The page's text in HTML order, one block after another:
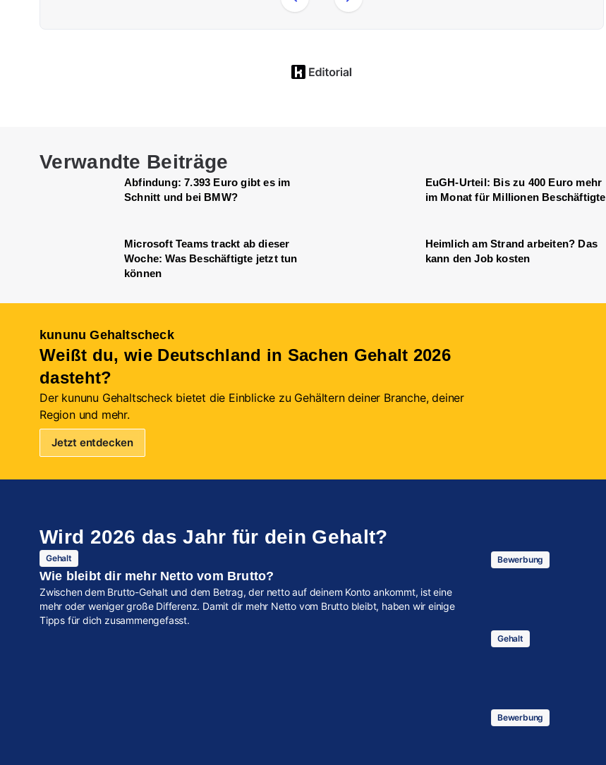
Verwandte Beiträge
Abfindung: 7.393 Euro gibt es im
Schnitt und bei BMW?
EuGH-Urteil: Bis zu 400 Euro mehr
im Monat für Millionen Beschäftigte
Microsoft Teams trackt ab dieser
Woche: Was Beschäftigte jetzt tun
können
Heimlich am Strand arbeiten? Das
kann den Job kosten
kununu Gehaltscheck
Weißt du, wie Deutschland in Sachen Gehalt 2026
dasteht?
Der kununu Gehaltscheck bietet die Einblicke zu Gehältern deiner Branche, deiner
Region und mehr.
Jetzt entdecken
Wird 2026 das Jahr für dein Gehalt?
Gehalt
Wie bleibt dir mehr Netto vom Brutto?
Zwischen dem Brutto-Gehalt und dem Betrag, der netto auf deinem Konto ankommt, ist eine
mehr oder weniger große Differenz. Damit dir mehr Netto vom Brutto bleibt, haben wir einige
Tipps für dich zusammengefasst.
Bewerbung
Gehalt
Bewerbung